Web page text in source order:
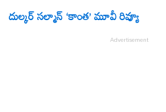
దుల్కర్ సల్మాన్ ‘కాంత’ మూవీ రివ్యూ